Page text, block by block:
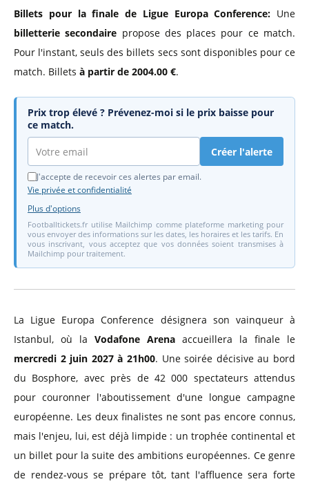
Billets pour la finale de Ligue Europa Conference: Une
billetterie secondaire propose des places pour ce match.
Pour l'instant, seuls des billets secs sont disponibles pour ce
match. Billets à partir de 2004.00 €.
Prix trop élevé ? Prévenez-moi si le prix baisse pour
ce match.
Créer l'alerte
J'accepte de recevoir ces alertes par email.
Vie privée et confidentialité
Plus d'options
Footballtickets.fr utilise Mailchimp comme plateforme marketing pour
vous envoyer des informations sur les dates, les horaires et les tarifs. En
vous inscrivant, vous acceptez que vos données soient transmises à
Mailchimp pour traitement.
La Ligue Europa Conference désignera son vainqueur à
Istanbul, où la Vodafone Arena accueillera la finale le
mercredi 2 juin 2027 à 21h00. Une soirée décisive au bord
du Bosphore, avec près de 42 000 spectateurs attendus
pour couronner l'aboutissement d'une longue campagne
européenne. Les deux finalistes ne sont pas encore connus,
mais l'enjeu, lui, est déjà limpide : un trophée continental et
un billet pour la suite des ambitions européennes. Ce genre
de rendez-vous se prépare tôt, tant l'affluence sera forte